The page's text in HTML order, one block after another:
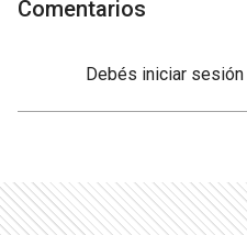
Comentarios
Debés iniciar sesión